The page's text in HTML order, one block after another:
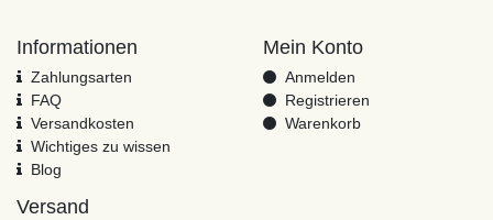
Informationen
Zahlungsarten
FAQ
Versandkosten
Wichtiges zu wissen
Blog
Mein Konto
Anmelden
Registrieren
Warenkorb
Versand